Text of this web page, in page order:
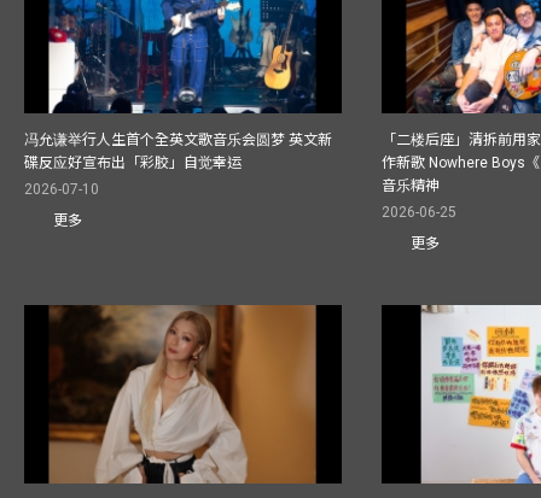
冯允谦举行人生首个全英文歌音乐会圆梦 英文新
碟反应好宣布出「彩胶」自觉幸运
2026-07-10
更多
「二楼后座」清拆前用
作新歌 Nowhere Boys
音乐精神
2026-06-25
更多